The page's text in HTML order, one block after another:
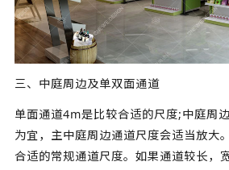
三、中庭周边及单双面通道
单面通道4m是比较合适的尺度;中庭周
为宜，主中庭周边通道尺度会适当放大
合适的常规通道尺度。如果通道较长，